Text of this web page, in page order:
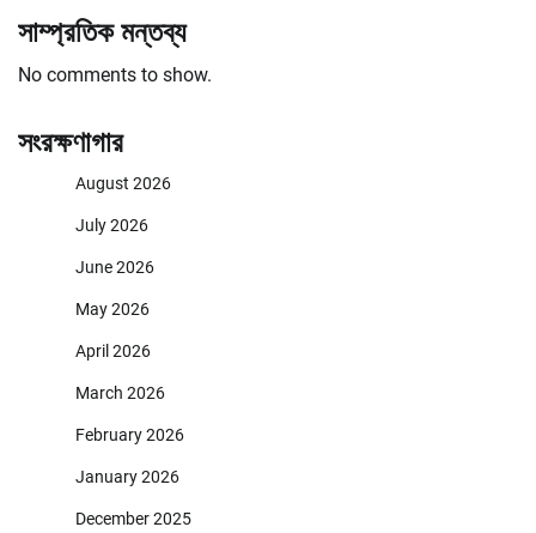
সাম্প্রতিক মন্তব্য
No comments to show.
সংরক্ষণাগার
August 2026
July 2026
June 2026
May 2026
April 2026
March 2026
February 2026
January 2026
December 2025